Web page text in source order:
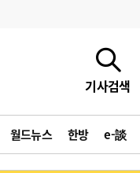
기사검색
월드뉴스 한방 e-談